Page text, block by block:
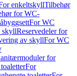
enkeltskyllTilbehør
for WC-
For WC
skyllReservedeler for
av skyllFor WC
for
For